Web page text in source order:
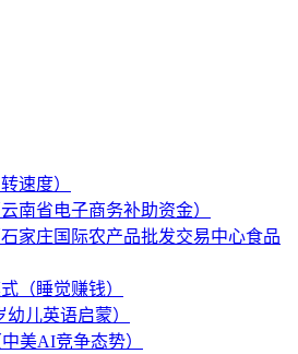
速度）
南省电子商务补助资金）
家庄国际农产品批发交易中心食品
（睡觉赚钱）
儿英语启蒙）
美AI竞争态势）